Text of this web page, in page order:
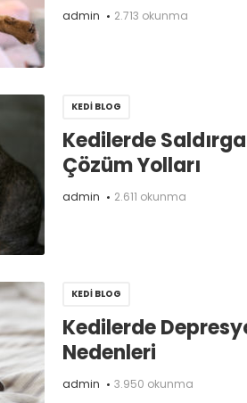
admin 2.713 okunma
KEDI BLOG
Kedilerde
Çözüm Yolları
admin 2.611 okunma
KEDI BLOG
Kedilerde
Nedenleri
admin 3.950 okunma